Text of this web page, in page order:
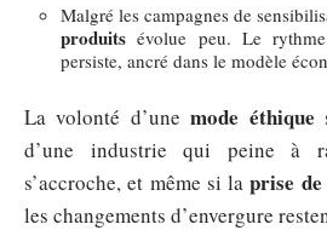
Malgré les campagnes de
produits évolue peu. Le
persiste, ancré dans le modèle
La volonté d’unemode éthique
d’une industrie qui peine à
s’accroche, et même si laprise de
les changements d’envergure